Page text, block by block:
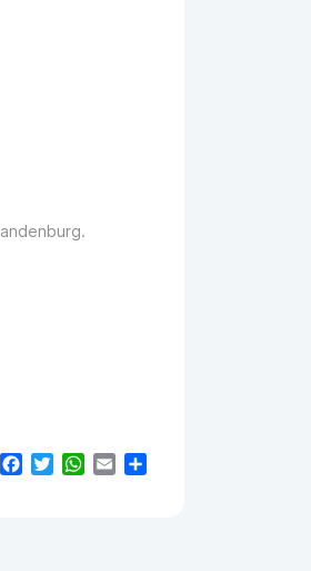
Facebook
TwitterWhatsApp
Email